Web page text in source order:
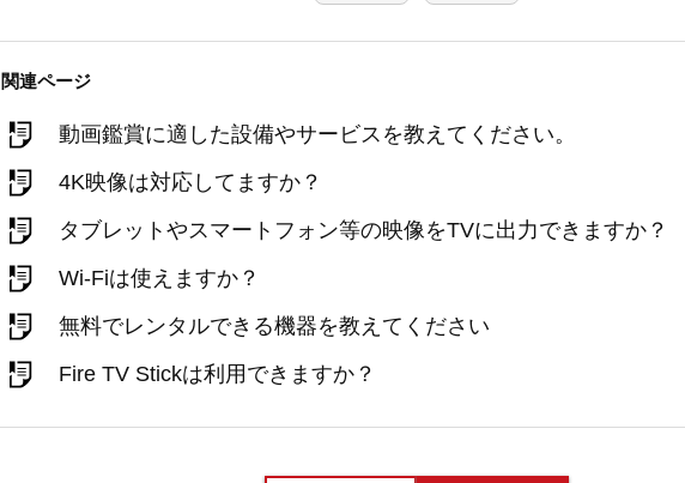
関連ページ
動画鑑賞に適した設備やサービスを教えてください。
4K映像は対応してますか？
タブレットやスマートフォン等の映像をTVに出力できますか？
Wi-Fiは使えますか？
無料でレンタルできる機器を教えてください
Fire TV Stickは利用できますか？